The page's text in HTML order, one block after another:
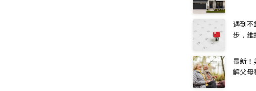
遇到不
步，维
最新！
解父母